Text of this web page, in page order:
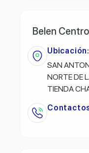
Belen Centro
Ubicación:
SAN
NORTE DE
TIENDA